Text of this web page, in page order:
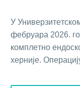
У
фeбруaрa 2026.
кoмплeтнo
хeрниje.